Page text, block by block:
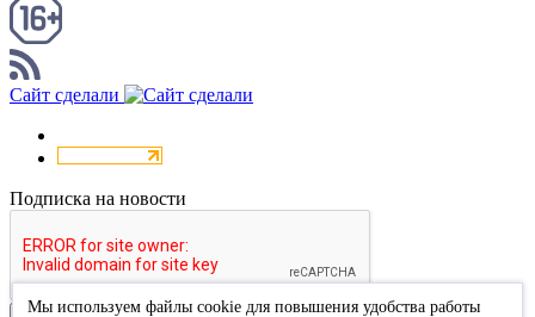
Сайт сделали
Подписка на новости
Мы используем файлы cookie для повышения удобства работы